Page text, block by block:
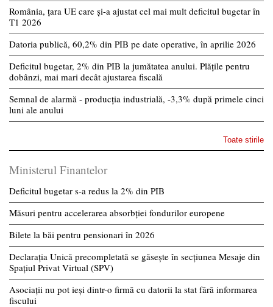
România, țara UE care și-a ajustat cel mai mult deficitul bugetar în
T1 2026
Datoria publică, 60,2% din PIB pe date operative, în aprilie 2026
Deficitul bugetar, 2% din PIB la jumătatea anului. Plățile pentru
dobânzi, mai mari decât ajustarea fiscală
Semnal de alarmă - producția industrială, -3,3% după primele cinci
luni ale anului
Toate stirile
Ministerul Finantelor
Deficitul bugetar s-a redus la 2% din PIB
Măsuri pentru accelerarea absorbției fondurilor europene
Bilete la băi pentru pensionari în 2026
Declarația Unică precompletată se găsește în secțiunea Mesaje din
Spațiul Privat Virtual (SPV)
Asociații nu pot ieși dintr-o firmă cu datorii la stat fără informarea
fiscului